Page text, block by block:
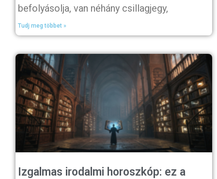
befolyásolja, van néhány csillagjegy,
Tudj meg többet »
Izgalmas irodalmi horoszkóp: ez a